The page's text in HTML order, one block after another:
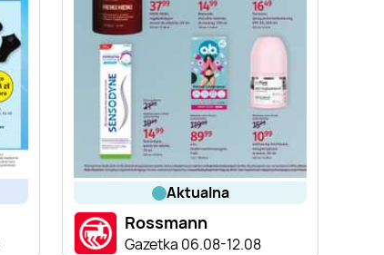
aktualna
Rossmann
Gazetka 06.08-12.08